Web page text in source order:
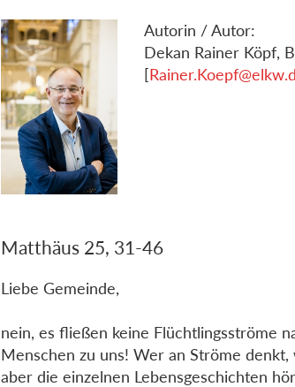
Autorin / Autor:
Dekan Rainer Köpf,
[
Matthäus 25, 31-46
Liebe Gemeinde,
nein, es fließen keine Flüchtlingsströme
Menschen zu uns! Wer an Ströme
aber die einzelnen Lebensgeschichten